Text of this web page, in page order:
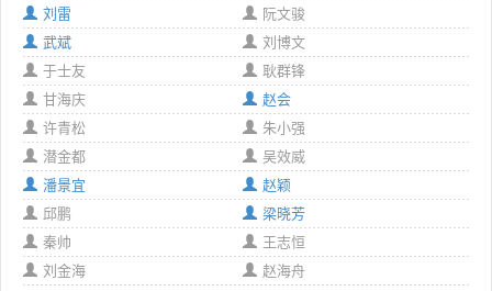
刘雷
阮文骏
武斌
刘博文
于士友
耿群锋
甘海庆
赵会
许青松
朱小强
潜金都
吴效威
潘景宜
赵颖
邱鹏
梁晓芳
秦帅
王志恒
刘金海
赵海舟